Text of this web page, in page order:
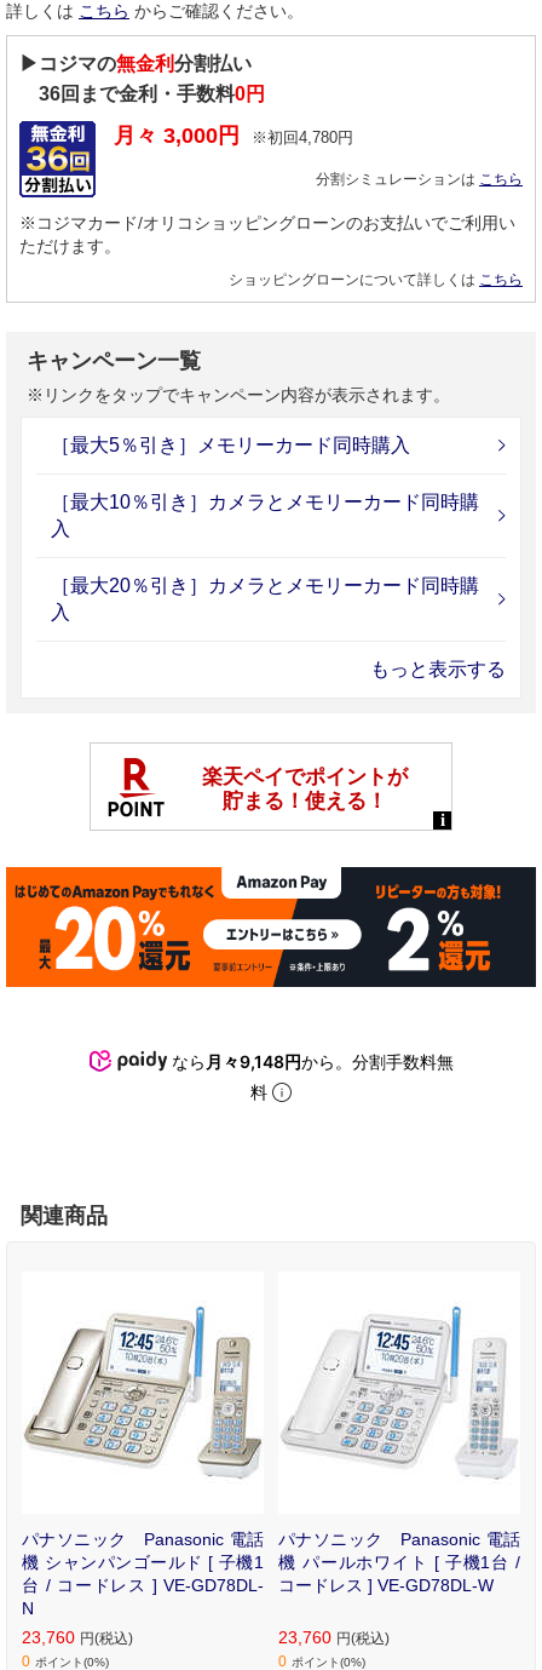
詳しくは こちら からご確認ください。
▶コジマの無金利分割払い
36回まで金利・手数料0円
月々 3,000 円 ※初回4,780円
分割シミュレーションは こちら
※コジマカード/オリコショッピングローンのお支払いでご利用い
ただけます。
ショッピングローンについて詳しくは こちら
キャンペーン一覧
※リンクをタップでキャンペーン内容が表示されます。
［最大5％引き］メモリーカード同時購入
［最大10％引き］カメラとメモリーカード同時購
入
［最大20％引き］カメラとメモリーカード同時購
入
もっと表示する
なら 月々9,148円から。分割手数料無
料
関連商品
パナソニック Panasonic 電話
機 シャンパンゴールド [ 子機1
台 / コードレス ] VE-GD78DL-
N
23,760 円(税込)
0 ポイント(0%)
パナソニック Panasonic 電話
機 パールホワイト [ 子機1台 /
コードレス ] VE-GD78DL-W
23,760 円(税込)
0 ポイント(0%)